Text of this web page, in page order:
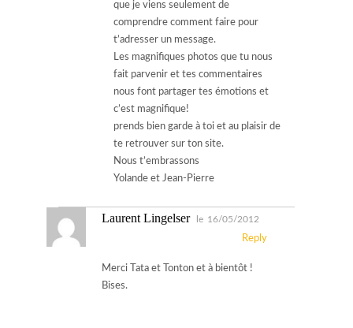
que je viens seulement de
comprendre comment faire pour
t’adresser un message.
Les magnifiques photos que tu nous
fait parvenir et tes commentaires
nous font partager tes émotions et
c’est magnifique!
prends bien garde à toi et au plaisir de
te retrouver sur ton site.
Nous t’embrassons
Yolande et Jean-Pierre
Laurent Lingelser le 16/05/2012
Reply
Merci Tata et Tonton et à bientôt !
Bises.